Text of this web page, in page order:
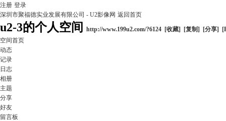
注册 登录
深圳市聚福德实业发展有限公司 - U2影像网 返回首页
u2-3的个人空间 http://www.199u2.com/?6124 [收藏] [复制] [分享]
空间首页
动态
记录
日志
相册
主题
分享
好友
留言板